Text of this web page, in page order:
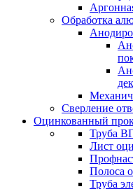
Обработка
Сверление
Оцинкованный
Труба
Лист
Полоса
Труба